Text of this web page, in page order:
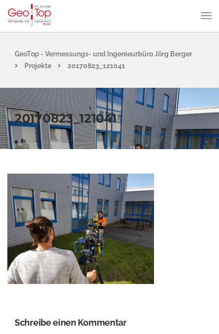
GeoTop - Vermessungs- und Ingenieurbüro Jörg Berger
Projekte
20170823_121041
20170823_121041
Schreibe einen Kommentar